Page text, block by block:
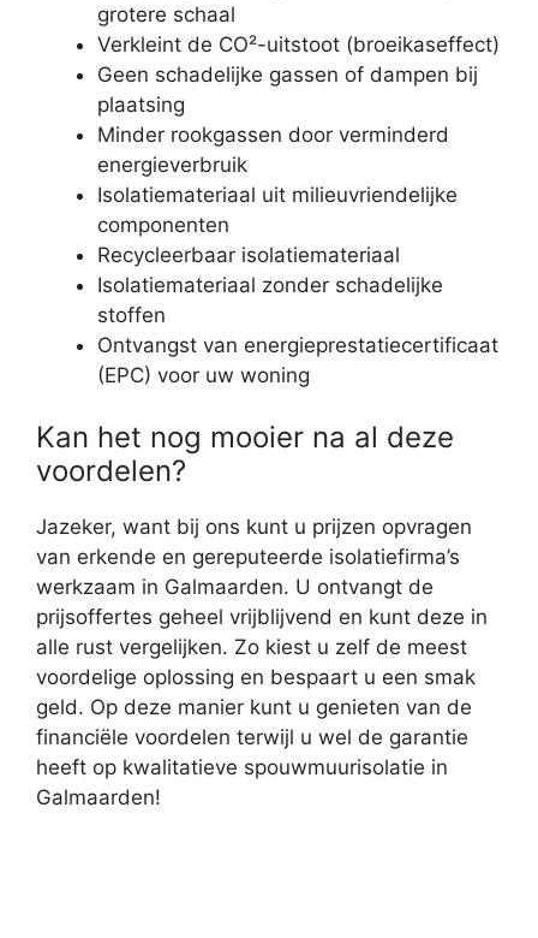
grotere schaal
Verkleint de CO²-uitstoot (broeikaseffect)
Geen schadelijke gassen of dampen bij
plaatsing
Minder rookgassen door verminderd
energieverbruik
Isolatiemateriaal uit milieuvriendelijke
componenten
Recycleerbaar isolatiemateriaal
Isolatiemateriaal zonder schadelijke
stoffen
Ontvangst van energieprestatiecertificaat
(EPC) voor uw woning
Kan het nog mooier na al deze
voordelen?
Jazeker, want bij ons kunt u prijzen opvragen
van erkende en gereputeerde isolatiefirma’s
werkzaam in Galmaarden. U ontvangt de
prijsoffertes geheel vrijblijvend en kunt deze in
alle rust vergelijken. Zo kiest u zelf de meest
voordelige oplossing en bespaart u een smak
geld. Op deze manier kunt u genieten van de
financiële voordelen terwijl u wel de garantie
heeft op kwalitatieve spouwmuurisolatie in
Galmaarden!